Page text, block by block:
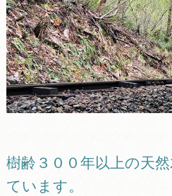
樹齢３００年以上の天
ています。